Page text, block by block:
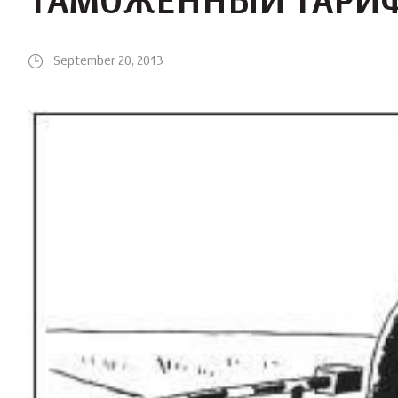
September 20, 2013